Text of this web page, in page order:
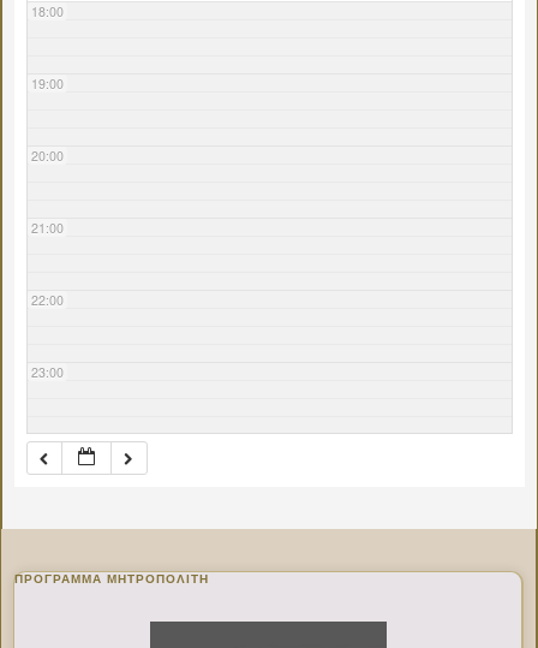
18:00
19:00
20:00
21:00
22:00
23:00
ΠΡΌΓΡΑΜΜΑ ΜΗΤΡΟΠΟΛΊΤΗ